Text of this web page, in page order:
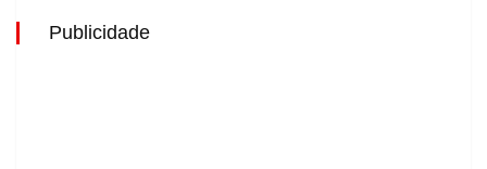
Publicidade